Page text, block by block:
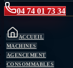
04 74 01 73 34
ACCUEIL
MACHINES
AGENCEMENT
CONSOMMABLES